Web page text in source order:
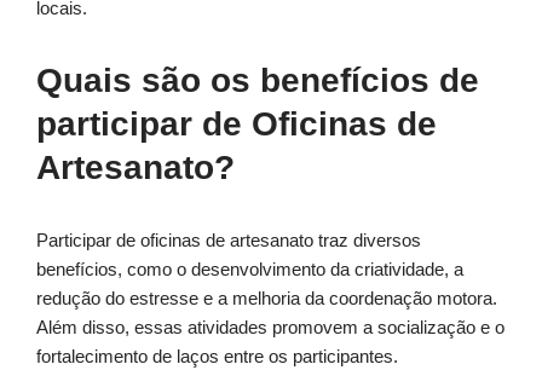
locais.
Quais são os benefícios de
participar de Oficinas de
Artesanato?
Participar de oficinas de artesanato traz diversos
benefícios, como o desenvolvimento da criatividade, a
redução do estresse e a melhoria da coordenação motora.
Além disso, essas atividades promovem a socialização e o
fortalecimento de laços entre os participantes.